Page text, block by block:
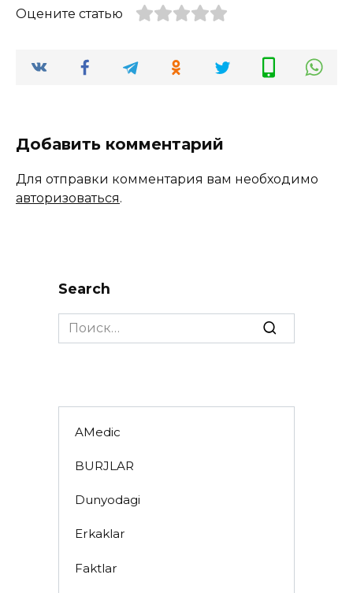
Оцените статью
Добавить комментарий
Для отправки комментария вам необходимо
авторизоваться.
Search
Search
for:
AMedic
BURJLAR
Dunyodagi
Erkaklar
Faktlar